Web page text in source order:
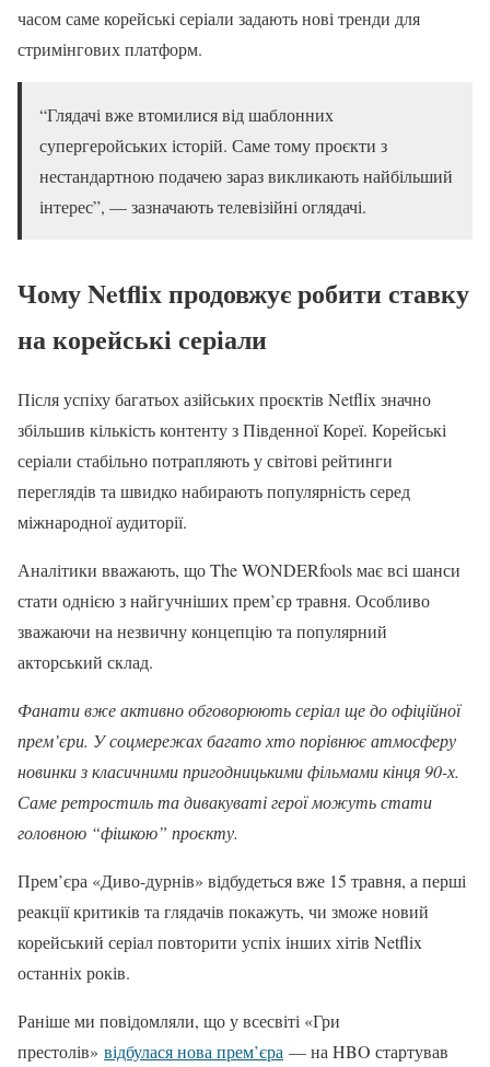
часом саме корейські серіали задають нові тренди для
стримінгових платформ.
“Глядачі вже втомилися від шаблонних
супергеройських історій. Саме тому проєкти з
нестандартною подачею зараз викликають найбільший
інтерес”, — зазначають телевізійні оглядачі.
Чому Netflix продовжує робити ставку
на корейські серіали
Після успіху багатьох азійських проєктів Netflix значно
збільшив кількість контенту з Південної Кореї. Корейські
серіали стабільно потрапляють у світові рейтинги
переглядів та швидко набирають популярність серед
міжнародної аудиторії.
Аналітики вважають, що The WONDERfools має всі шанси
стати однією з найгучніших прем’єр травня. Особливо
зважаючи на незвичну концепцію та популярний
акторський склад.
Фанати вже активно обговорюють серіал ще до офіційної
прем’єри. У соцмережах багато хто порівнює атмосферу
новинки з класичними пригодницькими фільмами кінця 90-х.
Саме ретростиль та дивакуваті герої можуть стати
головною “фішкою” проєкту.
Прем’єра «Диво-дурнів» відбудеться вже 15 травня, а перші
реакції критиків та глядачів покажуть, чи зможе новий
корейський серіал повторити успіх інших хітів Netflix
останніх років.
Раніше ми повідомляли, що у всесвіті «Гри
престолів» відбулася нова прем’єра — на HBO стартував